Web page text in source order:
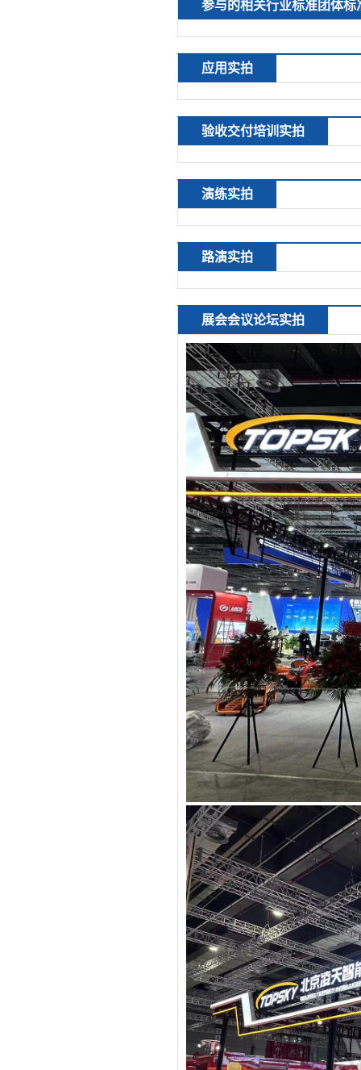
参与的相关行业标准团体标
应用实拍
验收交付培训实拍
演练实拍
路演实拍
展会会议论坛实拍